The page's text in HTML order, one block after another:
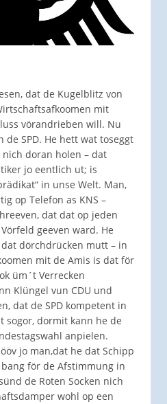
dat de Kugelblitz von
mit
vörandrieben will. Nu
SPD. He hett wat toseggt
doran holen – dat
jo eentlich ut; is
in unse Welt. Man,
op Telefon as KNS –
dat dat op jeden
geeven ward. He
dörchdrücken mutt – in
mit de Amis is dat för
üm´t Verrecken
Klüngel vun CDU und
dat de SPD kompetent in
sogor, dormit kann he de
anpielen.
jo man,dat he dat Schipp
för de Afstimmung in
de Roten Socken nich
wohl op een